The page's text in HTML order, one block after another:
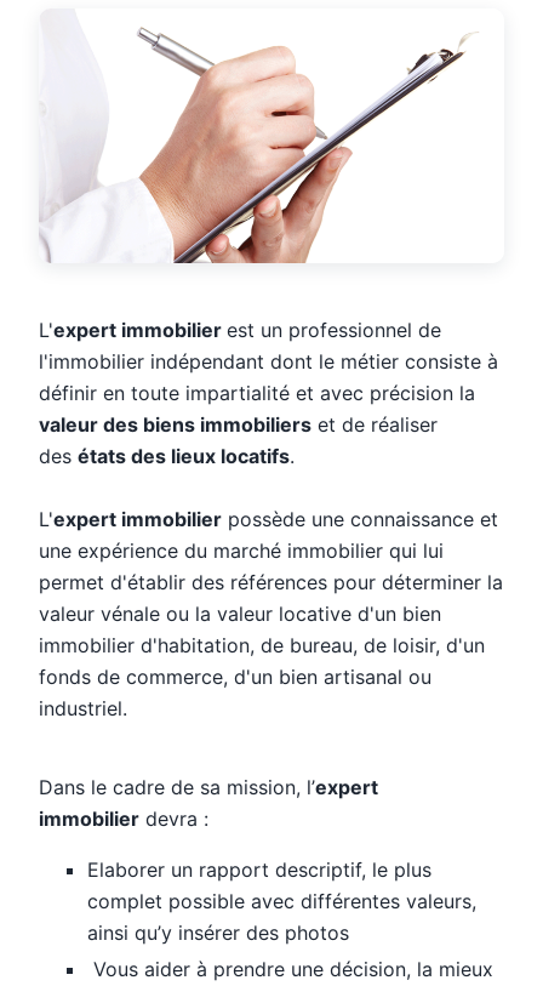
L'expert immobilier est un professionnel de
l'immobilier indépendant dont le métier consiste à
définir en toute impartialité et avec précision la
valeur des biens immobiliers et de réaliser
des états des lieux locatifs.
L'expert immobilier possède une connaissance et
une expérience du marché immobilier qui lui
permet d'établir des références pour déterminer la
valeur vénale ou la valeur locative d'un bien
immobilier d'habitation, de bureau, de loisir, d'un
fonds de commerce, d'un bien artisanal ou
industriel.
Dans le cadre de sa mission, l’expert
immobilier devra :
Elaborer un rapport descriptif, le plus
complet possible avec différentes valeurs,
ainsi qu’y insérer des photos
Vous aider à prendre une décision, la mieux